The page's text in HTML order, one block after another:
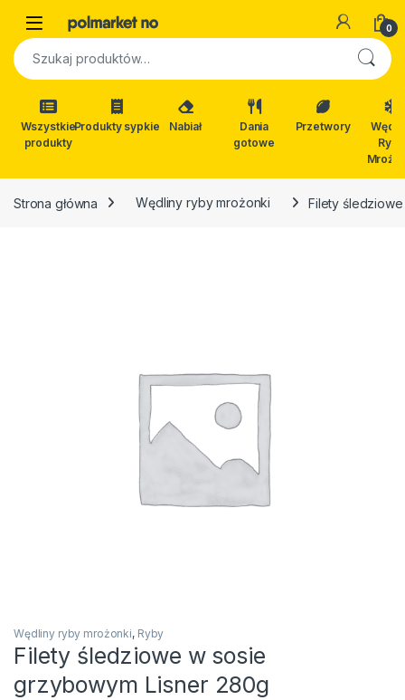
Open 0
Szukaj:
Wszystkie
produkty
Produkty sypkie Nabiał
Dania
gotowe
Przetwory
Ryby
Strona główna Wędliny ryby mrożonki Filety
Wędliny ryby mrożonki, Ryby
Filety śledziowe w sosie
grzybowym Lisner 280g